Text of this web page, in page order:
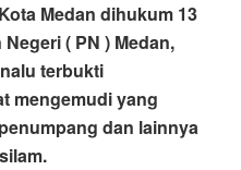
Medan dihukum 13
( PN ) Medan,
terbukti
mengemudi yang
dan lainnya